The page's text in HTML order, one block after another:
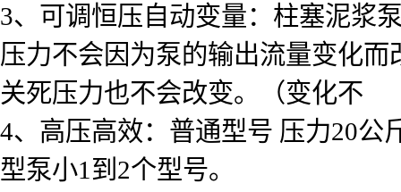
3、可调恒压自动变量：柱塞泥浆
压力不会因为泵的输出流量变化
关死压力也不会改变。（变化不
4、高压高效：普通型号 压力20公
型泵小1到2个型号。